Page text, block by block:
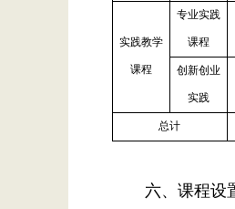
实践教学
课程
专业实践
课程
创新创业
实践
总计
六、课程设